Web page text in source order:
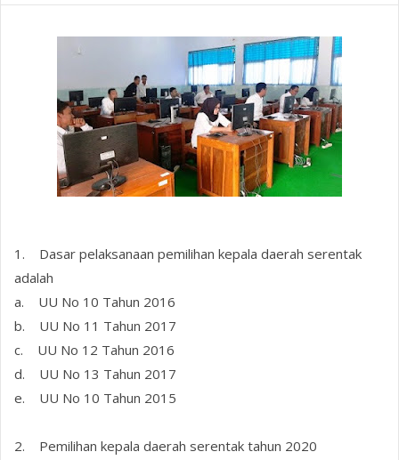
1. Dasar pelaksanaan pemilihan kepala daerah serentak
adalah
a. UU No 10 Tahun 2016
b. UU No 11 Tahun 2017
c. UU No 12 Tahun 2016
d. UU No 13 Tahun 2017
e. UU No 10 Tahun 2015
2. Pemilihan kepala daerah serentak tahun 2020